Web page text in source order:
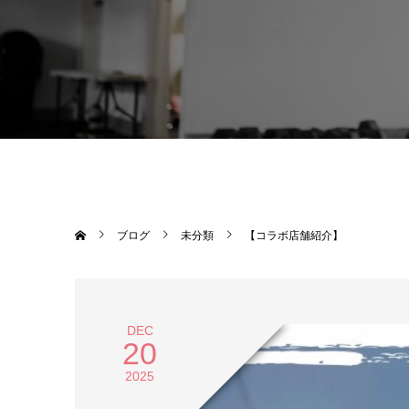
ブログ 未分類 【コラボ店舗紹介】
DEC
20
2025